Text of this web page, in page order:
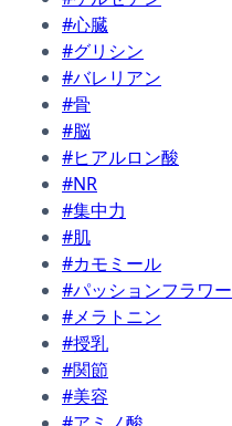
#心臓
#グリシン
#バレリアン
#骨
#脳
#ヒアルロン酸
#NR
#集中力
#肌
#カモミール
#パッションフラワー
#メラトニン
#授乳
#関節
#美容